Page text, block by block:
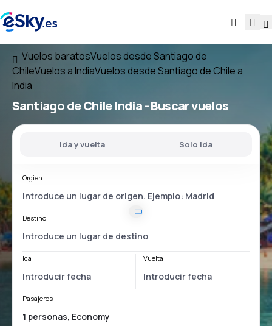
Vuelos baratosVuelos desde Santiago de
ChileVuelos a IndiaVuelos desde Santiago de Chile a
India
Santiago de Chile India- Buscar vuelos
Ida y vuelta Solo ida
Orgien
Destino
Ida Vuelta
Pasajeros